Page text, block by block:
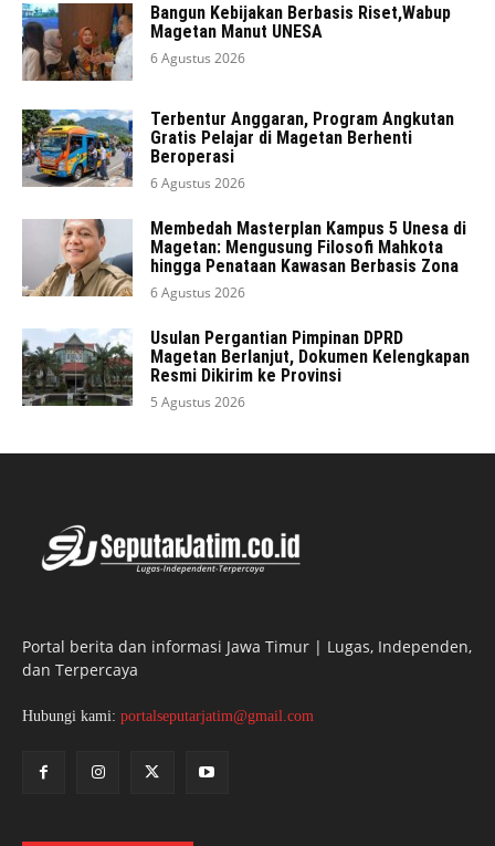
Bangun Kebijakan Berbasis Riset,Wabup
Magetan Manut UNESA
6 Agustus 2026
Terbentur Anggaran, Program Angkutan
Gratis Pelajar di Magetan Berhenti
Beroperasi
6 Agustus 2026
Membedah Masterplan Kampus 5 Unesa di
Magetan: Mengusung Filosofi Mahkota
hingga Penataan Kawasan Berbasis Zona
6 Agustus 2026
Usulan Pergantian Pimpinan DPRD
Magetan Berlanjut, Dokumen Kelengkapan
Resmi Dikirim ke Provinsi
5 Agustus 2026
Portal berita dan informasi Jawa Timur | Lugas, Independen,
dan Terpercaya
Hubungi kami: portalseputarjatim@gmail.com